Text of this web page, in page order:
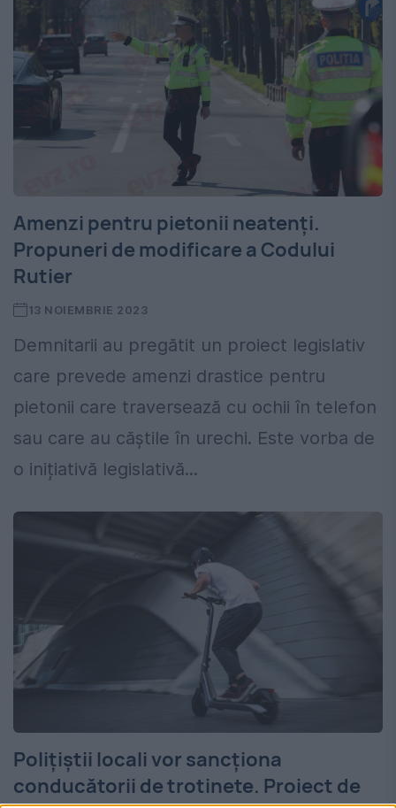
Amenzi pentru pietonii neatenți.
Propuneri de modificare a Codului
Rutier
13 NOIEMBRIE 2023
Demnitarii au pregătit un proiect legislativ
care prevede amenzi drastice pentru
pietonii care traversează cu ochii în telefon
sau care au căștile în urechi. Este vorba de
o inițiativă legislativă...
Polițiștii locali vor sancționa
conducătorii de trotinete. Proiect de